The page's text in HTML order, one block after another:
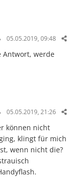
05.05.2019, 09:48
Antwort, werde
05.05.2019, 21:26
können nicht
klingt für mich
wenn nicht die?